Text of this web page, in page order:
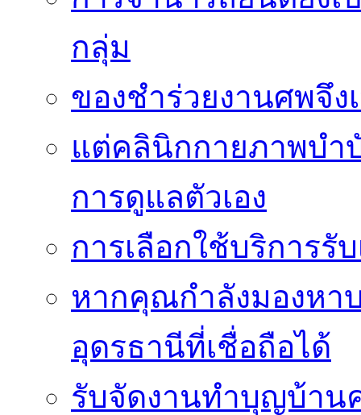
กลุ่ม
ของชำร่วยงานศพจึ
แต่คลินิกกายภาพบำ
การดูแลตัวเอง
การเลือกใช้บริการรั
หากคุณกำลังมองหา
อุดรธานีที่เชื่อถือได้
รับจัดงานทำบุญบ้าน